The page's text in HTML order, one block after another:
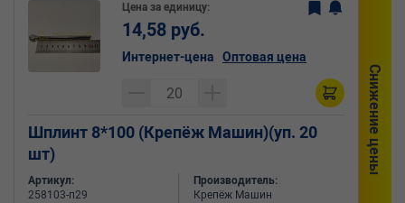
Снижение цены
Шплинт 8*100 (Крепёж Машин)(уп. 20
шт)
Артикул:
258103-п29
Производитель:
Крепёж Машин
Цена за единицу:
14,58 руб.
Интернет-цена Оптовая цена